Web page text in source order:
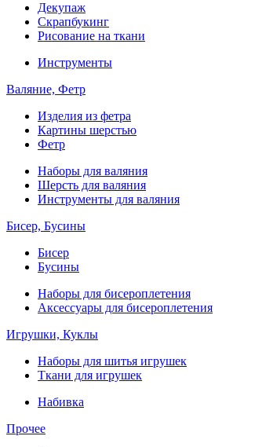
Декупаж
Скрапбукинг
Рисование на ткани
Инструменты
Валяние, Фетр
Изделия из фетра
Картины шерстью
Фетр
Наборы для валяния
Шерсть для валяния
Инструменты для валяния
Бисер, Бусины
Бисер
Бусины
Наборы для бисероплетения
Аксессуары для бисероплетения
Игрушки, Куклы
Наборы для шитья игрушек
Ткани для игрушек
Набивка
Прочее